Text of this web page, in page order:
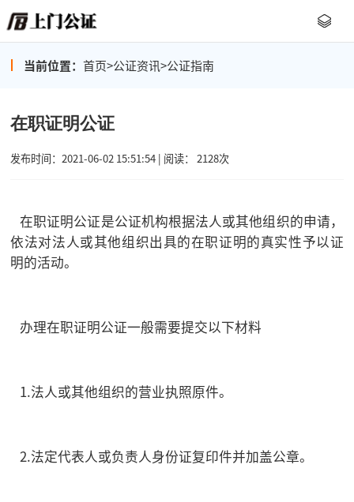
当前位置： 首页>公证资讯>公证指南
在职证明公证
发布时间：2021-06-02 15:51:54 | 阅读： 2128次
在职证明公证是公证机构根据法人或其他组织的申请，
依法对法人或其他组织出具的在职证明的真实性予以证
明的活动。
办理在职证明公证一般需要提交以下材料
1.法人或其他组织的营业执照原件。
2.法定代表人或负责人身份证复印件并加盖公章。